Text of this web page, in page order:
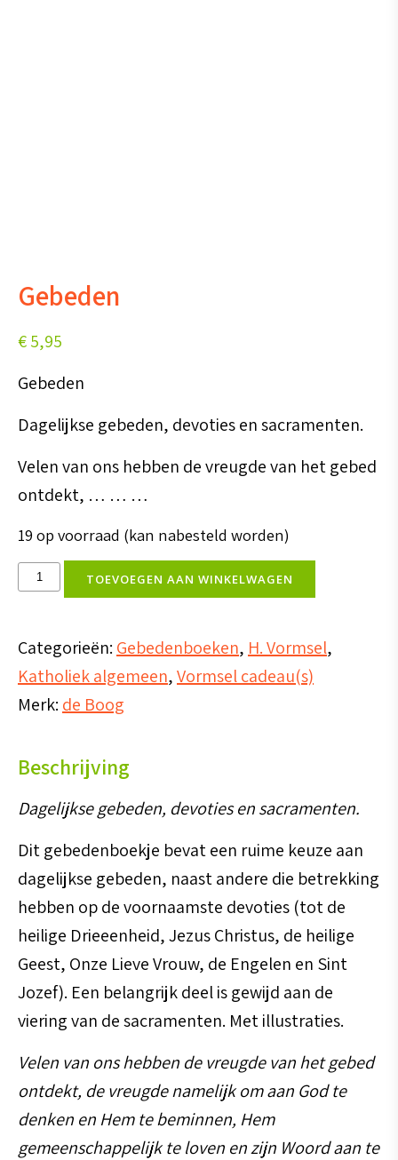
Gebeden
€5,95
Gebeden
Dagelijkse gebeden, devoties en sacramenten.
Velen van ons hebben de vreugde van het gebed
ontdekt, … … …
19 op voorraad (kan nabesteld worden)
Gebeden
aantal
TOEVOEGEN AAN WINKELWAGEN
Categorieën: Gebedenboeken, H. Vormsel,
Katholiek algemeen,Vormsel cadeau(s)
Merk: de Boog
Beschrijving
Dagelijkse gebeden, devoties en sacramenten.
Dit gebedenboekje bevat een ruime keuze aan
dagelijkse gebeden, naast andere die betrekking
hebben op de voornaamste devoties (tot de
heilige Drieeenheid, Jezus Christus, de heilige
Geest, Onze Lieve Vrouw, de Engelen en Sint
Jozef). Een belangrijk deel is gewijd aan de
viering van de sacramenten. Met illustraties.
Velen van ons hebben de vreugde van het gebed
ontdekt, de vreugde namelijk om aan God te
denken en Hem te beminnen, Hem
gemeenschappelijk te loven en zijn Woord aan te